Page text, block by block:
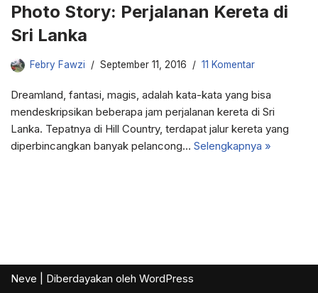
Photo Story: Perjalanan Kereta di
Sri Lanka
Febry Fawzi September 11, 2016 11 Komentar
Dreamland, fantasi, magis, adalah kata-kata yang bisa
mendeskripsikan beberapa jam perjalanan kereta di Sri
Lanka. Tepatnya di Hill Country, terdapat jalur kereta yang
diperbincangkan banyak pelancong… Selengkapnya »
Neve | Diberdayakan oleh WordPress